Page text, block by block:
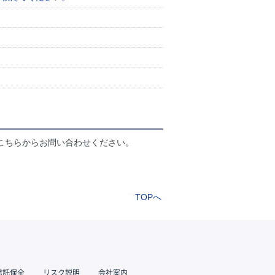
らからお問い合わせください。
TOPへ
託保全 リスク説明 会社案内